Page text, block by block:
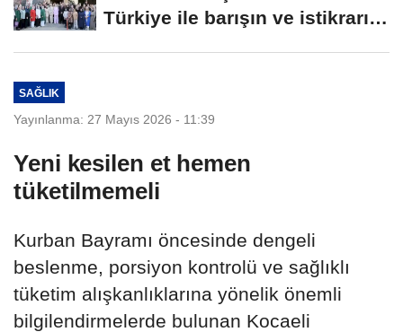
Türkiye ile barışın ve istikrarın
SAĞLIK
Yayınlanma: 27 Mayıs 2026 - 11:39
Yeni kesilen et hemen
tüketilmemeli
Kurban Bayramı öncesinde dengeli
beslenme, porsiyon kontrolü ve sağlıklı
tüketim alışkanlıklarına yönelik önemli
bilgilendirmelerde bulunan Kocaeli